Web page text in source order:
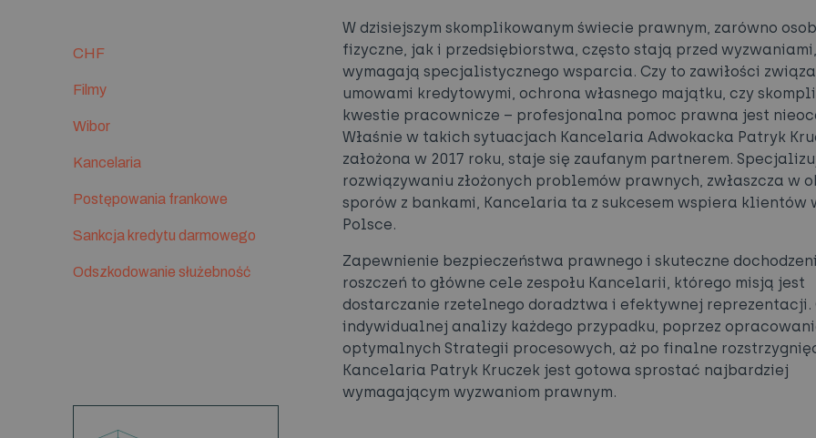
CHF
Filmy
Wibor
Kancelaria
Postępowania frankowe
Sankcja kredytu darmowego
Odszkodowanie służebność
W dzisiejszym skomplikowanym świecie prawnym, zarówno
fizyczne, jak i przedsiębiorstwa, często stają przed
wymagają specjalistycznego wsparcia. Czy to zawiłości
umowami kredytowymi, ochrona własnego majątku, czy
kwestie pracownicze – profesjonalna pomoc prawna jest
Właśnie w takich sytuacjach Kancelaria Adwokacka Patryk
założona w 2017 roku, staje się zaufanym partnerem.
rozwiązywaniu złożonych problemów prawnych, zwłaszcza w
sporów z bankami, Kancelaria ta z sukcesem wspiera klientów
Polsce.
Zapewnienie bezpieczeństwa prawnego i skuteczne
roszczeń to główne cele zespołu Kancelarii, którego misją jest
dostarczanie rzetelnego doradztwa i efektywnej reprezentacji.
indywidualnej analizy każdego przypadku, poprzez
optymalnych Strategii procesowych, aż po finalne
Kancelaria Patryk Kruczek jest gotowa sprostać najbardziej
wymagającym wyzwaniom prawnym.